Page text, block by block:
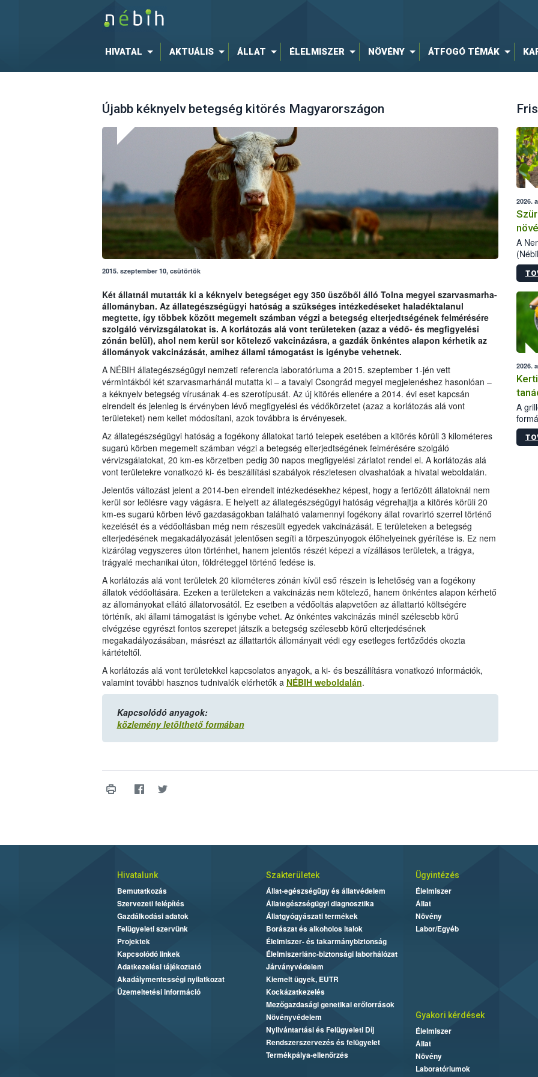
HIVATAL AKTUÁLIS ÁLLAT ÉLELMISZER NÖVÉNY ÁTFOGÓ TÉMÁK
Újabb kéknyelv betegség kitörés Magyarországon
2015. szeptember 10, csütörtök
Két állatnál mutatták ki a kéknyelv betegséget egy 350 üszőből álló Tolna megyei szarvasmarha-
állományban. Az állategészségügyi hatóság a szükséges intézkedéseket haladéktalanul
megtette, így többek között megemelt számban végzi a betegség elterjedtségének felmérésére
szolgáló vérvizsgálatokat is. A korlátozás alá vont területeken (azaz a védő- és megfigyelési
zónán belül), ahol nem kerül sor kötelező vakcinázásra, a gazdák önkéntes alapon kérhetik az
állományok vakcinázását, amihez állami támogatást is igénybe vehetnek.
A NÉBIH állategészségügyi nemzeti referencia laboratóriuma a 2015. szeptember 1-jén vett
vérmintákból két szarvasmarhánál mutatta ki – a tavalyi Csongrád megyei megjelenéshez hasonlóan –
a kéknyelv betegség vírusának 4-es szerotípusát. Az új kitörés ellenére a 2014. évi eset kapcsán
elrendelt és jelenleg is érvényben lévő megfigyelési és védőkörzetet (azaz a korlátozás alá vont
területeket) nem kellet módosítani, azok továbbra is érvényesek.
Az állategészségügyi hatóság a fogékony állatokat tartó telepek esetében a kitörés körüli 3 kilométeres
sugarú körben megemelt számban végzi a betegség elterjedtségének felmérésére szolgáló
vérvizsgálatokat, 20 km-es körzetben pedig 30 napos megfigyelési zárlatot rendel el. A korlátozás alá
vont területekre vonatkozó ki- és beszállítási szabályok részletesen olvashatóak a hivatal weboldalán.
Jelentős változást jelent a 2014-ben elrendelt intézkedésekhez képest, hogy a fertőzött állatoknál nem
kerül sor leölésre vagy vágásra. E helyett az állategészségügyi hatóság végrehajtja a kitörés körüli 20
km-es sugarú körben lévő gazdaságokban található valamennyi fogékony állat rovarirtó szerrel történő
kezelését és a védőoltásban még nem részesült egyedek vakcinázását. E területeken a betegség
elterjedésének megakadályozását jelentősen segíti a törpeszúnyogok élőhelyeinek gyérítése is. Ez nem
kizárólag vegyszeres úton történhet, hanem jelentős részét képezi a vízállásos területek, a trágya,
trágyalé mechanikai úton, földréteggel történő fedése is.
A korlátozás alá vont területek 20 kilométeres zónán kívül eső részein is lehetőség van a fogékony
állatok védőoltására. Ezeken a területeken a vakcinázás nem kötelező, hanem önkéntes alapon kérhető
az állományokat ellátó állatorvosától. Ez esetben a védőoltás alapvetően az állattartó költségére
történik, aki állami támogatást is igénybe vehet. Az önkéntes vakcinázás minél szélesebb körű
elvégzése egyrészt fontos szerepet játszik a betegség szélesebb körű elterjedésének
megakadályozásában, másrészt az állattartók állományait védi egy esetleges fertőződés okozta
kártételtől.
A korlátozás alá vont területekkel kapcsolatos anyagok, a ki- és beszállításra vonatkozó információk,
valamint további hasznos tudnivalók elérhetők a NÉBIH weboldalán.
Kapcsolódó anyagok:
közlemény letölthető formában
2026.
A
Az
2026.
A
Hivatalunk
Bemutatkozás
Szervezeti felépítés
Gazdálkodási adatok
Felügyeleti szervünk
Projektek
Kapcsolódó linkek
Adatkezelési tájékoztató
Akadálymentességi nyilatkozat
Üzemeltetési információ
Szakterületek
Állat-egészségügy és állatvédelem
Állategészségügyi diagnosztika
Állatgyógyászati termékek
Borászat és alkoholos italok
Élelmiszer- és takarmánybiztonság
Élelmiszerlánc-biztonsági laborhálózat
Járványvédelem
Kiemelt ügyek, EUTR
Kockázatkezelés
Mezőgazdasági genetikai erőforrások
Növényvédelem
Nyilvántartási és Felügyeleti Díj
Rendszerszervezés és felügyelet
Termékpálya-ellenőrzés
Ügyintézés
Élelmiszer
Állat
Növény
Labor/Egyéb
Gyakori kérdések
Élelmiszer
Állat
Növény
Laboratóriumok